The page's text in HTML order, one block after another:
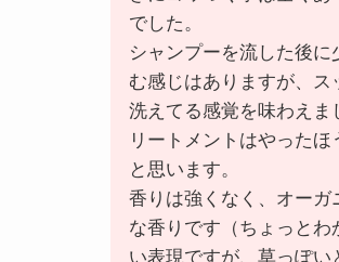
でした。
シャンプーを流した後に
む感じはありますが、ス
洗えてる感覚を味わえま
リートメントはやったほ
と思います。
香りは強くなく、オーガ
な香りです（ちょっとわ
い表現ですが、草っぽい